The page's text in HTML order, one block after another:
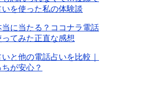
を使った私の体験談
に当たる？ココナラ電話
てみた正直な感想
と他の電話占いを比較｜
が安心？